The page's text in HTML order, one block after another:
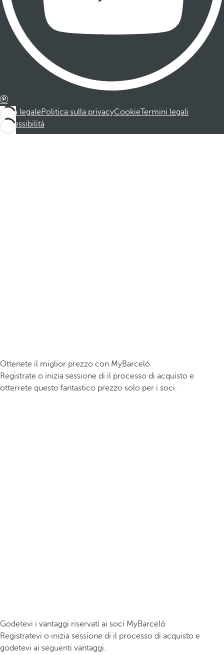
Nota legalePolitica sulla privacyCookieTermini legali
Accessibilità
Ottenete il miglior prezzo con MyBarceló
Registrate o inizia sessione di il processo di acquisto e
otterrete questo fantastico prezzo solo per i soci.
Godetevi i vantaggi riservati ai soci MyBarceló
Registratevi o inizia sessione di il processo di acquisto e
godetevi ai seguenti vantaggi.